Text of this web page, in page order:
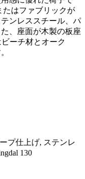
たはファブリックが
ンレススチール、パ
、座面が木製の板座
ーチ材とオーク
プ仕上げ, ステンレ
130